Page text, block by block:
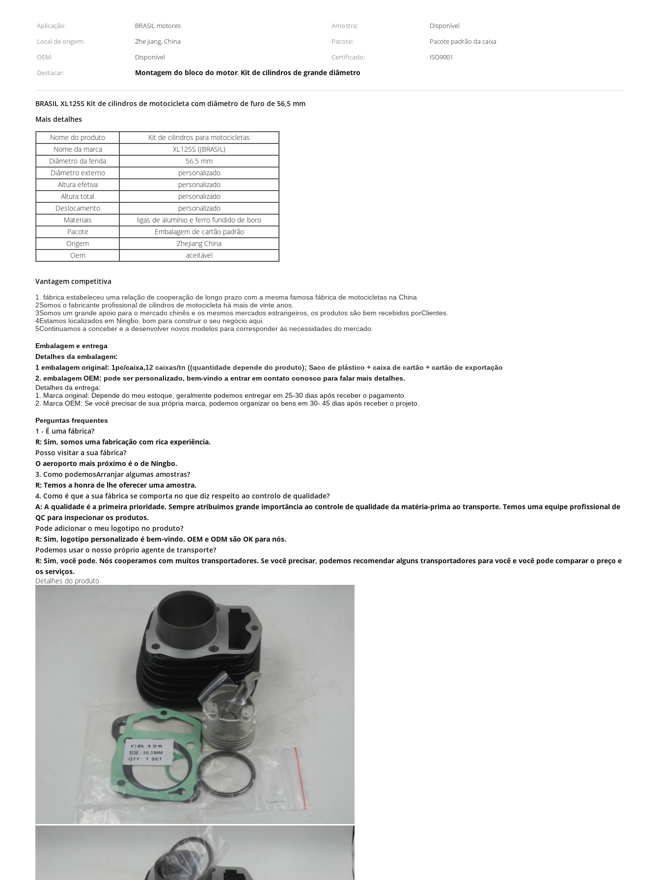
Aplicação: BRASIL motores Amostra:
Disponível
Local de origem:
Zhe jiang, China Pacote:
Pacote padrão da caixa
OEM:
Disponível Certificado:
ISO9001
Destacar:
Montagem do bloco do motor, Kit de cilindros de grande diâmetro
BRASIL XL125S Kit de cilindros de motocicleta com diâmetro de furo de 56,5 mm
Mais detalhes
Nome do produto
Kit de cilindros para motocicletas
Nome da marca
XL125S ((BRASIL)
Diâmetro da fenda
56.5 mm
Diâmetro externo
personalizado
Altura efetiva
personalizado
Altura total
personalizado
Deslocamento
personalizado
Materiais
ligas de alumínio e ferro fundido de boro
Pacote
Embalagem de cartão padrão
Origem
Zhejiang China
Oem
aceitável
Vantagem competitiva
1. fábrica estabeleceu uma relação de cooperação de longo prazo com a mesma famosa fábrica de motocicletas na China
2Somos o fabricante profissional de cilindros de motocicleta há mais de vinte anos.
3Somos um grande apoio para o mercado chinês e os mesmos mercados estrangeiros, os produtos são bem recebidos porClientes.
4Estamos localizados em Ningbo, bom para construir o seu negócio aqui.
5Continuamos a conceber e a desenvolver novos modelos para corresponder às necessidades do mercado.
Embalagem e entrega
Detalhes da embalagem:
1 embalagem original: 1pc/caixa,12 caixas/tn ((quantidade depende do produto); Saco de plástico + caixa de cartão + cartão de exportação
2. embalagem OEM: pode ser personalizado, bem-vindo a entrar em contato conosco para falar mais detalhes.
Detalhes da entrega:
1. Marca original: Depende do meu estoque, geralmente podemos entregar em 25-30 dias após receber o pagamento.
2. Marca OEM: Se você precisar de sua própria marca, podemos organizar os bens em 30- 45 dias após receber o projeto.
Perguntas frequentes
1 - É uma fábrica?
R: Sim, somos uma fabricação com rica experiência.
Posso visitar a sua fábrica?
O aeroporto mais próximo é o de Ningbo.
3. Como podemosArranjar algumas amostras?
R: Temos a honra de lhe oferecer uma amostra.
4. Como é que a sua fábrica se comporta no que diz respeito ao controlo de qualidade?
A: A qualidade é a primeira prioridade. Sempre atribuímos grande importância ao controle de qualidade da matéria-prima ao transporte. Temos uma equipe profissional de
QC para inspecionar os produtos.
Pode adicionar o meu logotipo no produto?
R: Sim, logotipo personalizado é bem-vindo. OEM e ODM são OK para nós.
Podemos usar o nosso próprio agente de transporte?
R: Sim, você pode. Nós cooperamos com muitos transportadores. Se você precisar, podemos recomendar alguns transportadores para você e você pode comparar o preço e
os serviços.
Detalhes do produto